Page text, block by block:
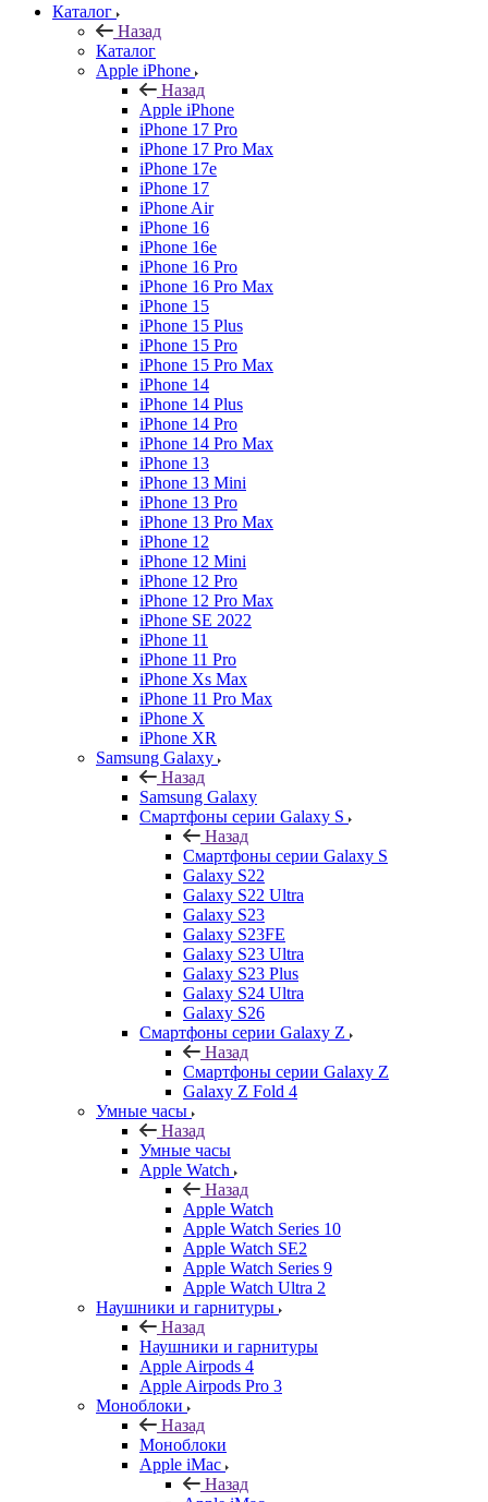
Каталог
Назад
Каталог
Apple iPhone
Назад
Apple iPhone
iPhone 17 Pro
iPhone 17 Pro Max
iPhone 17e
iPhone 17
iPhone Air
iPhone 16
iPhone 16e
iPhone 16 Pro
iPhone 16 Pro Max
iPhone 15
iPhone 15 Plus
iPhone 15 Pro
iPhone 15 Pro Max
iPhone 14
iPhone 14 Plus
iPhone 14 Pro
iPhone 14 Pro Max
iPhone 13
iPhone 13 Mini
iPhone 13 Pro
iPhone 13 Pro Max
iPhone 12
iPhone 12 Mini
iPhone 12 Pro
iPhone 12 Pro Max
iPhone SE 2022
iPhone 11
iPhone 11 Pro
iPhone Xs Max
iPhone 11 Pro Max
iPhone X
iPhone XR
Samsung Galaxy
Назад
Samsung Galaxy
Смартфоны серии Galaxy S
Назад
Смартфоны серии Galaxy S
Galaxy S22
Galaxy S22 Ultra
Galaxy S23
Galaxy S23FE
Galaxy S23 Ultra
Galaxy S23 Plus
Galaxy S24 Ultra
Galaxy S26
Смартфоны серии Galaxy Z
Назад
Смартфоны серии Galaxy Z
Galaxy Z Fold 4
Умные часы
Назад
Умные часы
Apple Watch
Назад
Apple Watch
Apple Watch Series 10
Apple Watch SE2
Apple Watch Series 9
Apple Watch Ultra 2
Наушники и гарнитуры
Назад
Наушники и гарнитуры
Apple Airpods 4
Apple Airpods Pro 3
Моноблоки
Назад
Моноблоки
Apple iMac
Назад